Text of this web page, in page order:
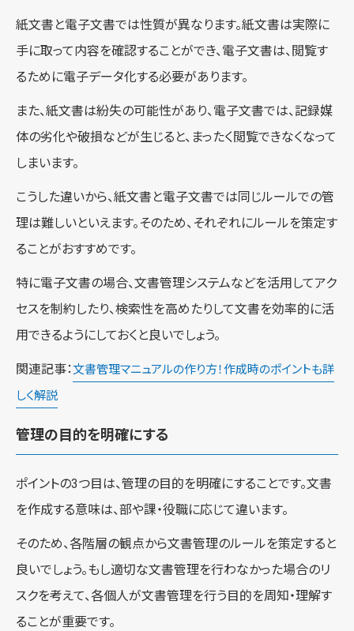
紙文書と電子文書では性質が異なります。紙文書は実際に
手に取って内容を確認することができ、電子文書は、閲覧す
るために電子データ化する必要があります。
また、紙文書は紛失の可能性があり、電子文書では、記録媒
体の劣化や破損などが生じると、まったく閲覧できなくなって
しまいます。
こうした違いから、紙文書と電子文書では同じルールでの管
理は難しいといえます。そのため、それぞれにルールを策定す
ることがおすすめです。
特に電子文書の場合、文書管理システムなどを活用してアク
セスを制約したり、検索性を高めたりして文書を効率的に活
用できるようにしておくと良いでしょう。
関連記事：文書管理マニュアルの作り方！作成時のポイントも詳
しく解説
管理の目的を明確にする
ポイントの3つ目は、管理の目的を明確にすることです。文書
を作成する意味は、部や課・役職に応じて違います。
そのため、各階層の観点から文書管理のルールを策定すると
良いでしょう。もし適切な文書管理を行わなかった場合のリ
スクを考えて、各個人が文書管理を行う目的を周知・理解す
ることが重要です。